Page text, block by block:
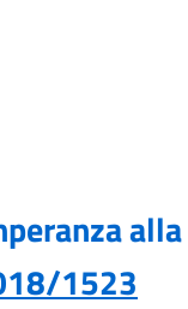
alla
1523